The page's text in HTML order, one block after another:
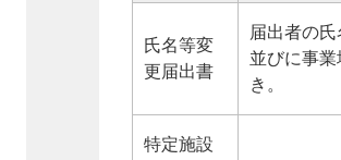
氏名等変
更届出書
届出者の
並びに事
き。
特定施設